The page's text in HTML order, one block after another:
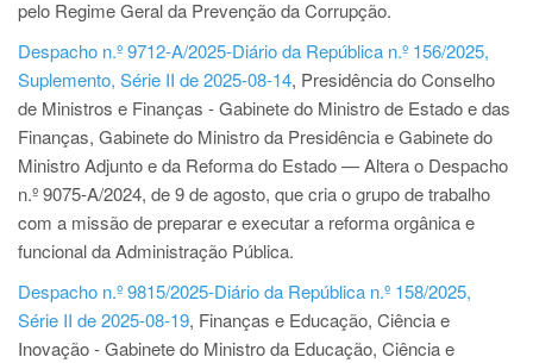
pelo Regime Geral da Prevenção da Corrupção.
Despacho n.º 9712-A/2025-Diário da República n.º 156/2025,
Suplemento, Série II de 2025-08-14, Presidência do Conselho
de Ministros e Finanças - Gabinete do Ministro de Estado e das
Finanças, Gabinete do Ministro da Presidência e Gabinete do
Ministro Adjunto e da Reforma do Estado — Altera o Despacho
n.º 9075-A/2024, de 9 de agosto, que cria o grupo de trabalho
com a missão de preparar e executar a reforma orgânica e
funcional da Administração Pública.
Despacho n.º 9815/2025-Diário da República n.º 158/2025,
Série II de 2025-08-19, Finanças e Educação, Ciência e
Inovação - Gabinete do Ministro da Educação, Ciência e